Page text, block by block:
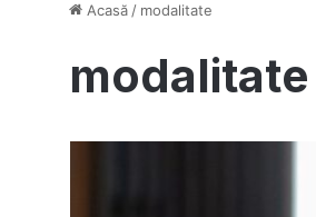
Acasă / modalitate
modalitate